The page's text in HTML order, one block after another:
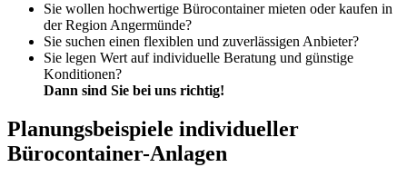
Sie wollen hochwertige Bürocontainer mieten oder kaufen in
der Region Angermünde?
Sie suchen einen flexiblen und zuverlässigen Anbieter?
Sie legen Wert auf individuelle Beratung und günstige
Konditionen?
Dann sind Sie bei uns richtig!
Planungsbeispiele individueller
Bürocontainer-Anlagen